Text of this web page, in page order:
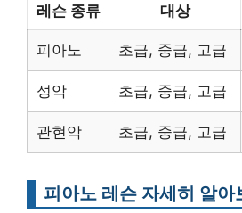
레슨 종류 대상
피아노 초급, 중급, 고급
성악 초급, 중급, 고급
관현악 초급, 중급, 고급
피아노 레슨 자세히 알아